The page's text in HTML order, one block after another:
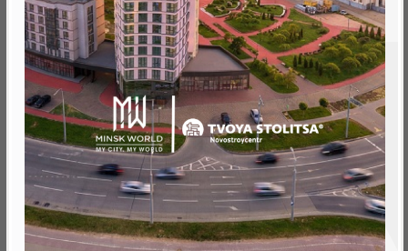
Минск, Октябрьский, ул. Николы Теслы
метро «Ковальская Слобода», 566 м